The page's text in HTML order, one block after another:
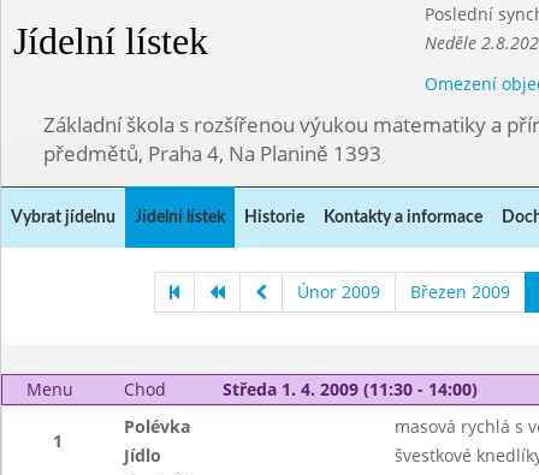
Jídelní lístek
Poslední
Neděle
Omezení
Základní škola s rozšířenou výukou matematiky a
předmětů, Praha 4, Na Planině 1393
Vybrat jídelnu Jídelní lístek Historie Kontakty a informace
Únor 2009 Březen 2009
Menu Chod Středa 1. 4. 2009 (11:30 - 14:00)
1
Polévka
masová rychlá s
Jídlo
švestkové